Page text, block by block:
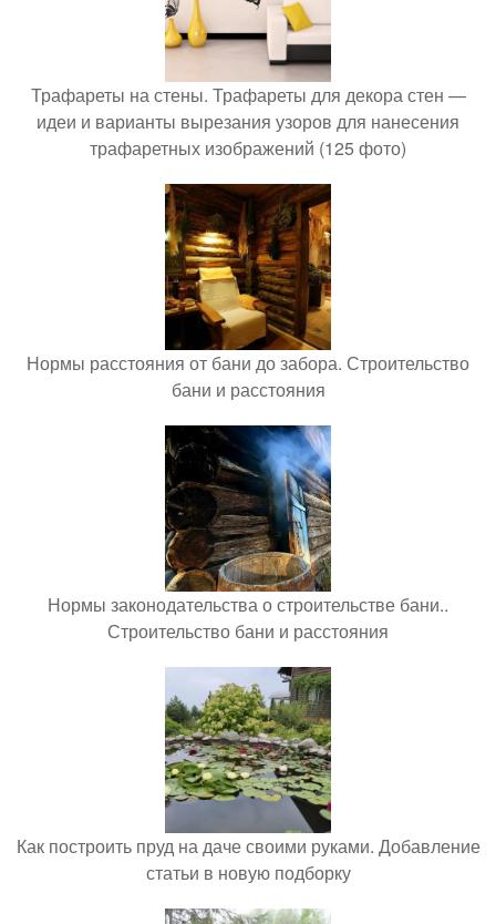
Трафареты на стены. Трафареты для декора стен —
идеи и варианты вырезания узоров для нанесения
трафаретных изображений (125 фото)
Нормы расстояния от бани до забора. Строительство
бани и расстояния
Нормы законодательства о строительстве бани..
Строительство бани и расстояния
Как построить пруд на даче своими руками. Добавление
статьи в новую подборку